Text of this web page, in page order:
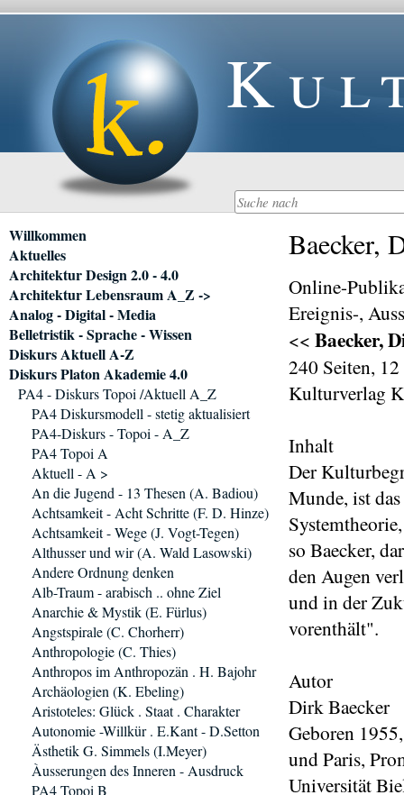
Baecker,
Online-
Ereignis-,
<< Baecker,
240 Seiten,
Kulturverlag
Inhalt
Der
Munde, ist
so Baecker,
den Augen
und in der
vorenthält".
Autor
Dirk Baecker
Geboren
und Paris,
Universität
Navigation
überspringen
Willkommen
Aktuelles
Architektur Design 2.0 - 4.0
Architektur Lebensraum A_Z ->
Analog - Digital - Media
Belletristik - Sprache - Wissen
Diskurs Aktuell A-Z
Diskurs Platon Akademie 4.0
PA4 - Diskurs Topoi /Aktuell A_Z
PA4 Diskursmodell - stetig aktualisiert
PA4-Diskurs - Topoi - A_Z
PA4 Topoi A
Aktuell - A >
An die Jugend - 13 Thesen (A. Badiou)
Achtsamkeit - Acht Schritte (F. D. Hinze)
Achtsamkeit - Wege (J. Vogt-Tegen)
Althusser und wir (A. Wald Lasowski)
Andere Ordnung denken
Alb-Traum - arabisch .. ohne Ziel
Anarchie & Mystik (E. Fürlus)
Angstspirale (C. Chorherr)
Anthropologie (C. Thies)
Anthropos im Anthropozän . H. Bajohr
Archäologien (K. Ebeling)
Aristoteles: Glück . Staat . Charakter
Autonomie -Willkür . E.Kant - D.Setton
Ästhetik G. Simmels (I.Meyer)
Àusserungen des Inneren - Ausdruck
PA4 Topoi B